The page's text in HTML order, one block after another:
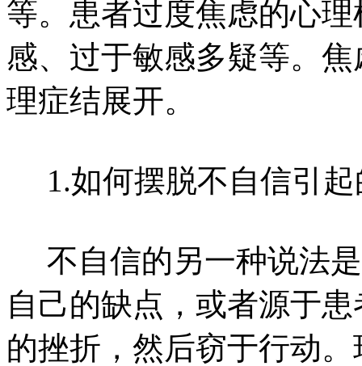
等。患者过度焦虑的心
感、过于敏感多疑等。
理症结展开。
1.如何摆脱不自信引起
不自信的另一种说法
自己的缺点，或者源于
的挫折，然后窃于行动